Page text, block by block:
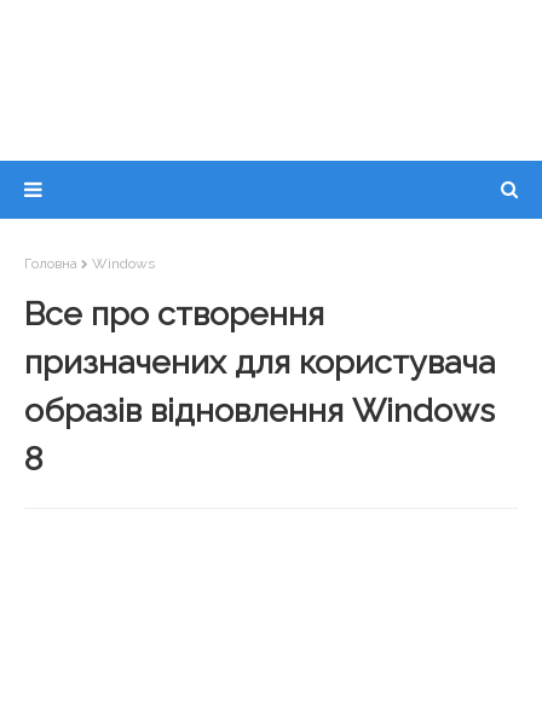
Головна Windows
Все про створення
призначених для користувача
образів відновлення Windows
8